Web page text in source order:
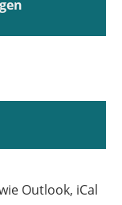
Outlook, iCal